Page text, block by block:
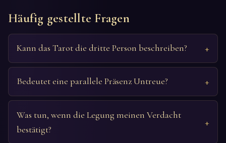
Häufig gestellte Fragen
Kann das Tarot die dritte Person beschreiben?
Bedeutet eine parallele Präsenz Untreue?
Was tun, wenn die Legung meinen Verdacht
bestätigt?